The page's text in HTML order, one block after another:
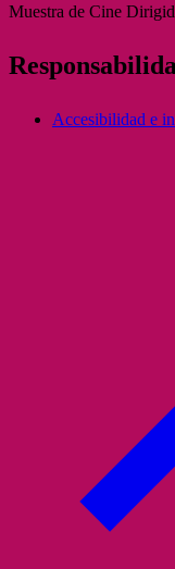
Muestra de Cine
Accesibilidad e